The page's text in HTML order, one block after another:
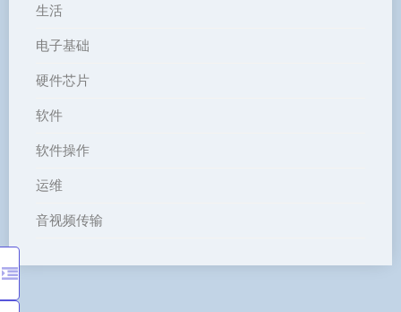
生活
电子基础
硬件芯片
软件
软件操作
运维
音视频传输